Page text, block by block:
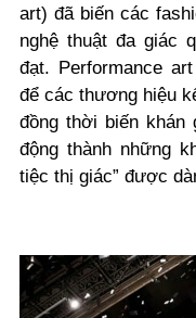
art) đã biến các
nghệ thuật đa giác
đạt. Performance
để các thương hiệu
đồng thời biến khán
động thành những
tiệc thị giác” được